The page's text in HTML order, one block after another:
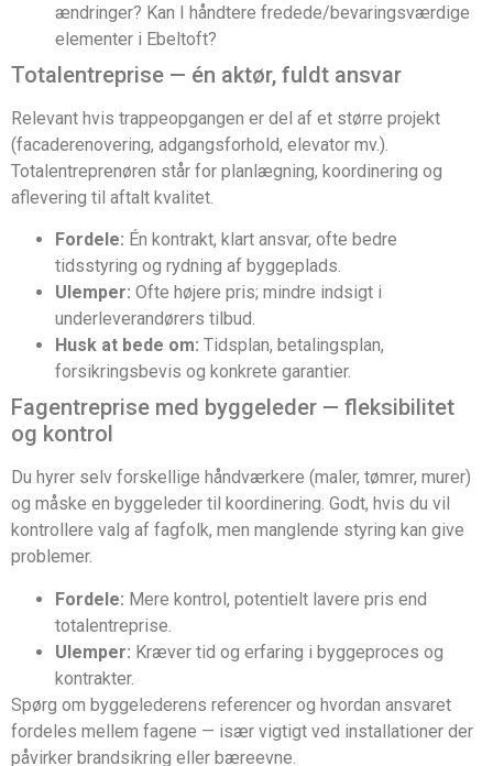
ændringer? Kan I håndtere fredede/bevaringsværdige
elementer i Ebeltoft?
Totalentreprise — én aktør, fuldt ansvar
Relevant hvis trappeopgangen er del af et større projekt
(facaderenovering, adgangsforhold, elevator mv.).
Totalentreprenøren står for planlægning, koordinering og
aflevering til aftalt kvalitet.
Fordele: Én kontrakt, klart ansvar, ofte bedre
tidsstyring og rydning af byggeplads.
Ulemper: Ofte højere pris; mindre indsigt i
underleverandørers tilbud.
Husk at bede om: Tidsplan, betalingsplan,
forsikringsbevis og konkrete garantier.
Fagentreprise med byggeleder — fleksibilitet
og kontrol
Du hyrer selv forskellige håndværkere (maler, tømrer, murer)
og måske en byggeleder til koordinering. Godt, hvis du vil
kontrollere valg af fagfolk, men manglende styring kan give
problemer.
Fordele: Mere kontrol, potentielt lavere pris end
totalentreprise.
Ulemper: Kræver tid og erfaring i byggeproces og
kontrakter.
Spørg om byggelederens referencer og hvordan ansvaret
fordeles mellem fagene — især vigtigt ved installationer der
påvirker brandsikring eller bæreevne.